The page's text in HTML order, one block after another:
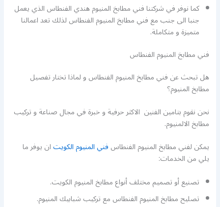
كما نوفر في شركتنا فني مطابخ المنيوم هندي الفنطاس الذي يعمل
جنبا الى جنب مع فني مطابخ المنيوم الفنطاس لذلك تعد اعمالنا
متميزة و متكاملة.
فني مطابخ المنيوم الفنطاس
هل تبحث عن فني مطابخ المنيوم الفنطاس و لماذا تختار تفصيل
مطابخ المنيوم؟
نحن نقوم بتامين الفنين الاكثر حرفية و خبرة في مجال صناعة و تركيب
مطابخ الالمنيوم.
يمكن لفني مطابخ المنيوم الفنطاسفني المنيوم الكويتان يوفر ما
يلي من الخدمات:
تصنيع أو تصميم مختلف أنواع مطابخ المنيوم الكويت.
تصليح مطابخ المنيوم الفنطاس مع تركيب شبابيك المنيوم.